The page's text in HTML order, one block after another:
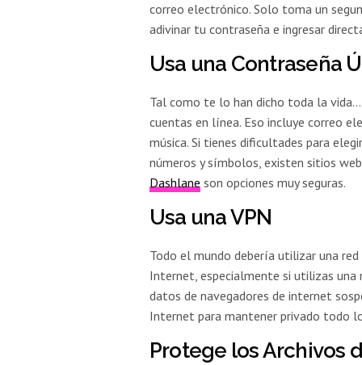
correo electrónico. Solo toma un
adivinar tu contraseña e ingresar
Usa una Contraseña
Tal como te lo han dicho toda la
cuentas en línea. Eso incluye correo
música. Si tienes dificultades para
números y símbolos, existen sitios
Dashlane son opciones muy seguras.
Usa una VPN
Todo el mundo debería utilizar una
Internet, especialmente si utilizas una
datos de navegadores de internet
Internet para mantener privado todo
Protege los Archivos